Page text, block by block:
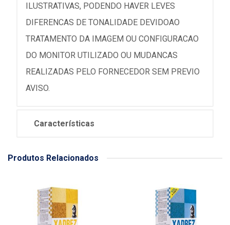
ILUSTRATIVAS, PODENDO HAVER LEVES
DIFERENCAS DE TONALIDADE DEVIDOAO
TRATAMENTO DA IMAGEM OU CONFIGURACAO
DO MONITOR UTILIZADO OU MUDANCAS
REALIZADAS PELO FORNECEDOR SEM PREVIO
AVISO.
Características
Produtos Relacionados